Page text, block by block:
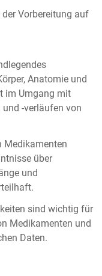
Vorbereitung auf
Anatomie und
im Umgang mit
-verläufen von
Medikamenten
über
und
sind wichtig für
Medikamenten und
Daten.